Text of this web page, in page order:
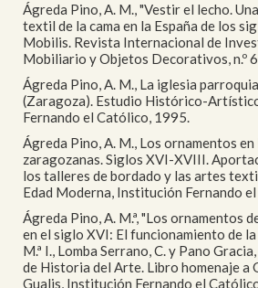
Ágreda Pino, A. M., "Vestir el lecho.
textil de la cama en la España de los
Mobilis. Revista Internacional de
Mobiliario y Objetos Decorativos, n.º
Ágreda Pino, A. M., La iglesia
(Zaragoza). Estudio Histórico-
Fernando el Católico, 1995.
Ágreda Pino, A. M., Los ornamentos
zaragozanas. Siglos XVI-XVIII.
los talleres de bordado y las artes
Edad Moderna, Institución Fernando
Ágreda Pino, A. M.ª, "Los ornamentos
en el siglo XVI: El funcionamiento de
M.ª I., Lomba Serrano, C. y Pano
de Historia del Arte. Libro homenaje a
Gualis, Institución Fernando el